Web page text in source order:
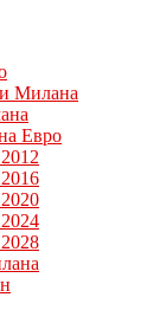
Милана
Евро